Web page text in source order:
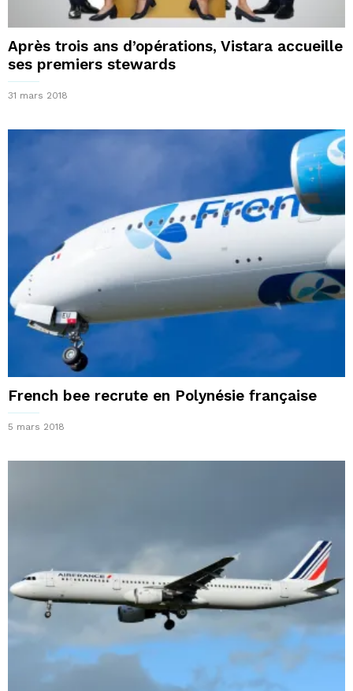
Après trois ans d’opérations, Vistara accueille
ses premiers stewards
31 mars 2018
French bee recrute en Polynésie française
5 mars 2018